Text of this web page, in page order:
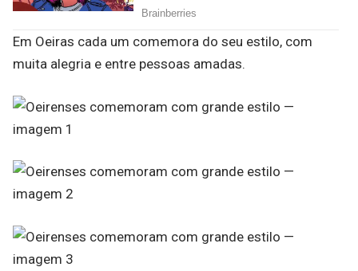
Em Oeiras cada um comemora do seu estilo, com
muita alegria e entre pessoas amadas.